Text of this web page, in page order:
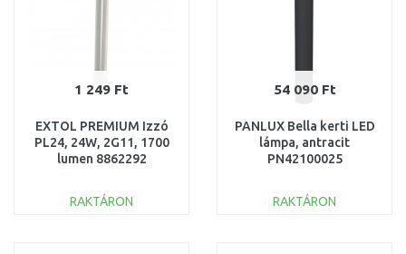
1 249 Ft
EXTOL PREMIUM Izzó
PL24, 24W, 2G11, 1700
lumen 8862292
RAKTÁRON
54 090 Ft
PANLUX Bella kerti LED
lámpa, antracit
PN42100025
RAKTÁRON